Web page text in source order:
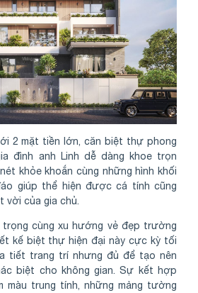
2 mặt tiền lớn, căn biệt thự phong
đình anh Linh dễ dàng khoe trọn
khỏe khoắn cùng những hình khối
giúp thể hiện được cá tính cũng
vời của gia chủ.
cùng xu hướng vẻ đẹp trường
kế biệt thự hiện đại này cực kỳ tối
tiết trang trí nhưng đủ để tạo nên
biệt cho không gian. Sự kết hợp
màu trung tính, những mảng tường